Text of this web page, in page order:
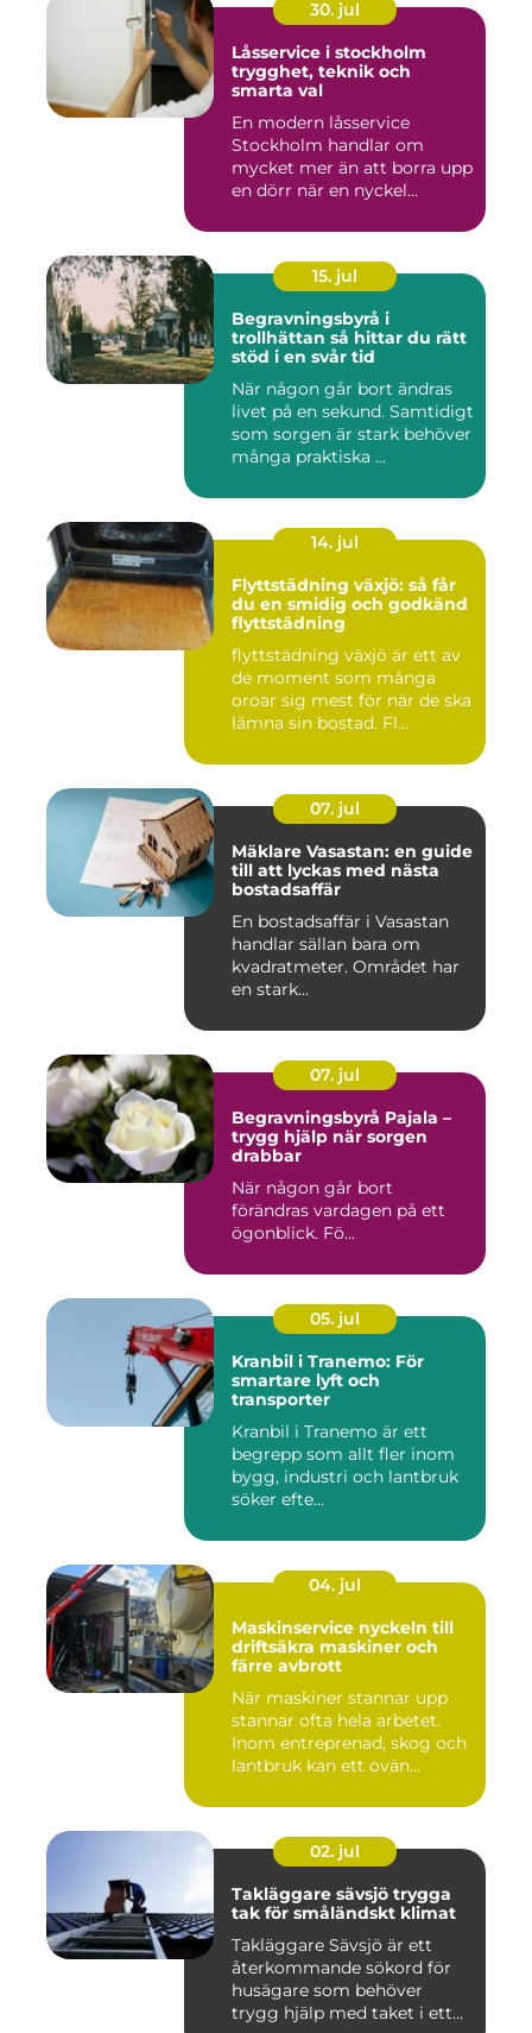
30. jul
Låsservice i stockholm
trygghet, teknik och
smarta val
En modern låsservice
Stockholm handlar om
mycket mer än att borra upp
en dörr när en nyckel
15. jul
Begravningsbyrå i
trollhättan så hittar du rätt
stöd i en svår tid
När någon går bort ändras
livet på en sekund. Samtidigt
som sorgen är stark behöver
många praktiska ...
14. jul
Flyttstädning växjö: så får
du en smidig och godkänd
flyttstädning
flyttstädning växjö är ett av
de moment som många
oroar sig mest för när de ska
lämna sin bostad. Fl...
07. jul
Mäklare Vasastan: en guide
till att lyckas med nästa
bostadsaffär
En bostadsaffär i Vasastan
handlar sällan bara om
kvadratmeter. Området har
en stark...
07. jul
Begravningsbyrå Pajala –
trygg hjälp när sorgen
drabbar
När någon går bort
förändras vardagen på ett
ögonblick. Fö...
05. jul
Kranbil i Tranemo: För
smartare lyft och
transporter
Kranbil i Tranemo är ett
begrepp som allt fler inom
bygg, industri och lantbruk
söker efte...
04. jul
Maskinservice nyckeln till
driftsäkra maskiner och
färre avbrott
När maskiner stannar upp
stannar ofta hela arbetet.
Inom entreprenad, skog och
lantbruk kan ett ovän...
02. jul
Takläggare sävsjö trygga
tak för småländskt klimat
Takläggare Sävsjö är ett
återkommande sökord för
husägare som behöver
trygg hjälp med taket i ett